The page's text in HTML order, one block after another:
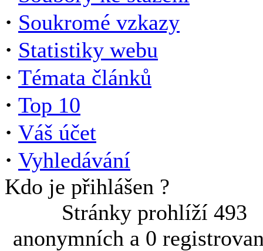
· Soukromé vzkazy
· Statistiky webu
· Témata článků
· Top 10
· Váš účet
· Vyhledávání
Kdo je přihlášen ?
Stránky prohlíží 493
anonymních a 0